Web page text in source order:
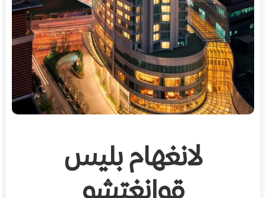
لانغهام بليس